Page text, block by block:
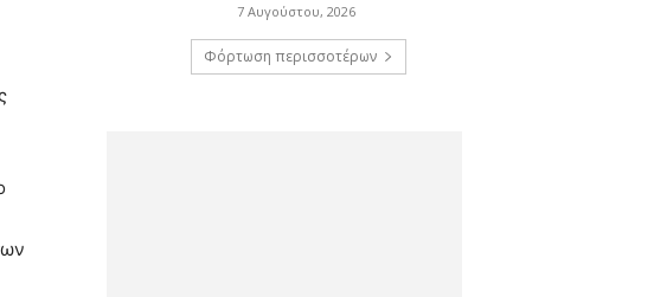
7 Αυγούστου, 2026
Φόρτωση περισσοτέρων